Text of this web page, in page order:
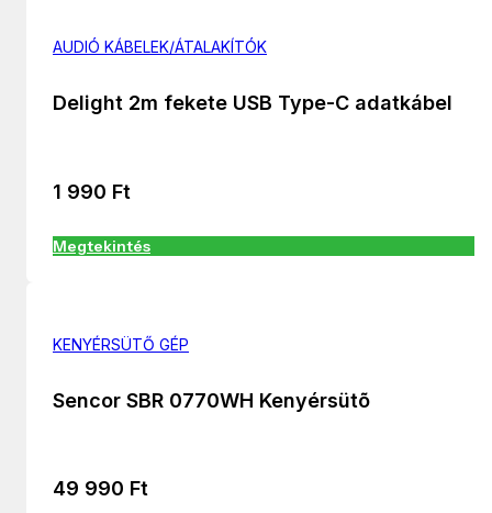
AUDIÓ KÁBELEK/ÁTALAKÍTÓK
Delight 2m fekete USB Type-C adatkábel
1 990 Ft
Megtekintés
KENYÉRSÜTŐ GÉP
Sencor SBR 0770WH Kenyérsütõ
49 990 Ft